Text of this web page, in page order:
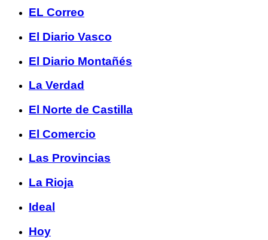
EL Correo
El Diario Vasco
El Diario Montañés
La Verdad
El Norte de Castilla
El Comercio
Las Provincias
La Rioja
Ideal
Hoy